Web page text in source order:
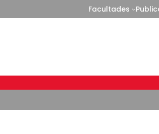
Facultades